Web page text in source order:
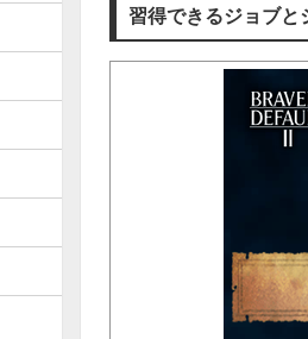
習得できるジョブと